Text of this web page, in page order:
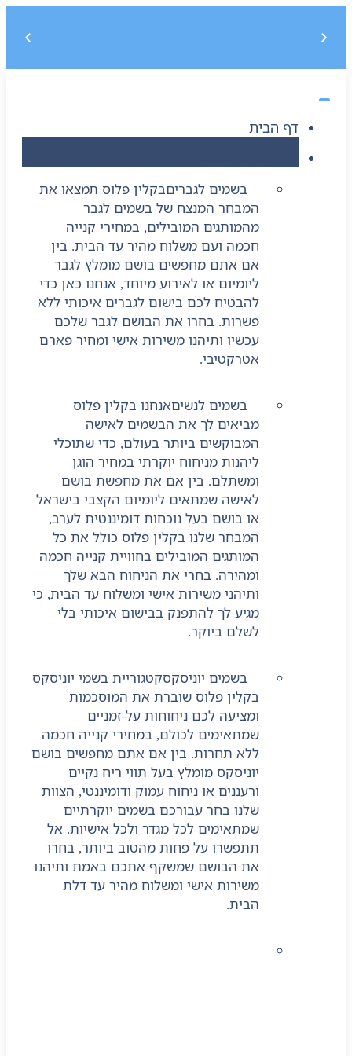
משלוח חינם בקנייה מעל 299 ₪, לא כולל בישום
דף הבית
בשמים לגבריםבקלין פלוס תמצאו את
המבחר המנצח של בשמים לגבר
מהמותגים המובילים, במחירי קנייה
חכמה ועם משלוח מהיר עד הבית. בין
אם אתם מחפשים בושם מומלץ לגבר
ליומיום או לאירוע מיוחד, אנחנו כאן כדי
להבטיח לכם בישום לגברים איכותי ללא
פשרות. בחרו את הבושם לגבר שלכם
עכשיו ותיהנו משירות אישי ומחיר פארם
אטרקטיבי.
בשמים לנשיםאנחנו בקלין פלוס
מביאים לך את הבשמים לאישה
המבוקשים ביותר בעולם, כדי שתוכלי
ליהנות מניחוח יוקרתי במחיר הוגן
ומשתלם. בין אם את מחפשת בושם
לאישה שמתאים ליומיום הקצבי בישראל
או בושם בעל נוכחות דומיננטית לערב,
המבחר שלנו בקלין פלוס כולל את כל
המותגים המובילים בחוויית קנייה חכמה
ומהירה. בחרי את הניחוח הבא שלך
ותיהני משירות אישי ומשלוח עד הבית, כי
מגיע לך להתפנק בבישום איכותי בלי
לשלם ביוקר.
בשמים יוניסקסקטגוריית בשמי יוניסקס
בקלין פלוס שוברת את המוסכמות
ומציעה לכם ניחוחות על-זמניים
שמתאימים לכולם, במחירי קנייה חכמה
ללא תחרות. בין אם אתם מחפשים בושם
יוניסקס מומלץ בעל תווי ריח נקיים
ורעננים או ניחוח עמוק ודומיננטי, הצוות
שלנו בחר עבורכם בשמים יוקרתיים
שמתאימים לכל מגדר ולכל אישיות. אל
תתפשרו על פחות מהטוב ביותר, בחרו
את הבושם שמשקף אתכם באמת ותיהנו
משירות אישי ומשלוח מהיר עד דלת
הבית.